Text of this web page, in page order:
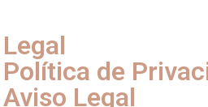
Legal
Política de
Aviso Legal